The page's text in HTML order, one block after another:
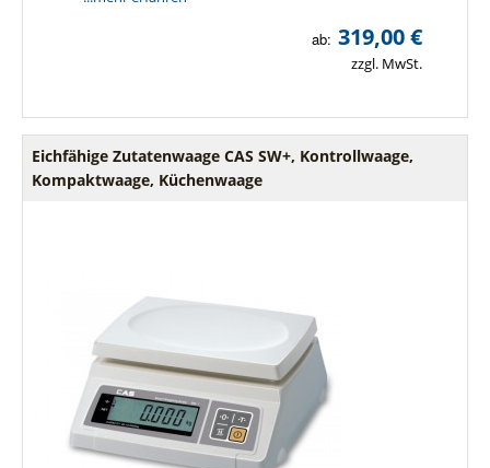
ab: 319,00 €
zzgl. MwSt.
Eichfähige Zutatenwaage CAS SW+, Kontrollwaage,
Kompaktwaage, Küchenwaage